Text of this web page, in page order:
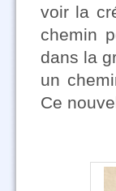
voir la
chemin
dans la
un
Ce